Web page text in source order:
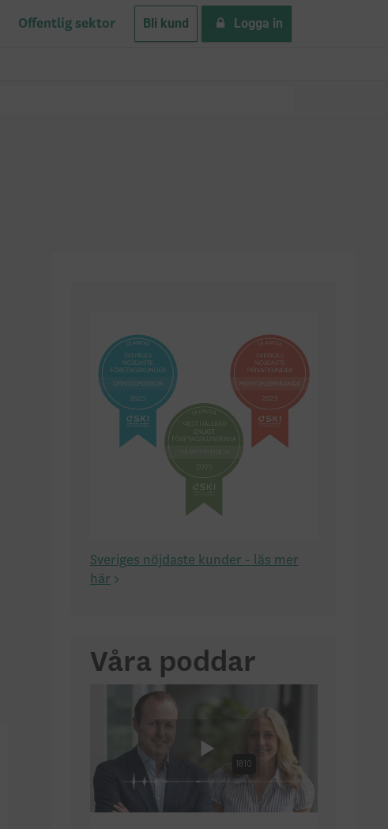
Offentlig sektor Bli kund Logga in
Sveriges nöjdaste kunder - läs mer
här
Våra poddar